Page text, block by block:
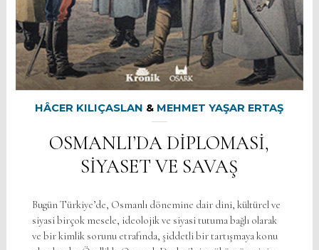
HÂCER KILIÇASLAN & MEHMET YAŞAR ERTAŞ
OSMANLI’DA DİPLOMASİ,
SİYASET VE SAVAŞ
Bugün Türkiye’de, Osmanlı dönemine dair dini, kültürel ve
siyasi birçok mesele, ideolojik ve siyasi tutuma bağlı olarak
ve bir kimlik sorunu etrafında, şiddetli bir tartışmaya konu